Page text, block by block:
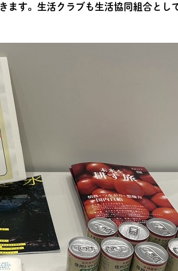
す。生活クラブも生活協同組合とし